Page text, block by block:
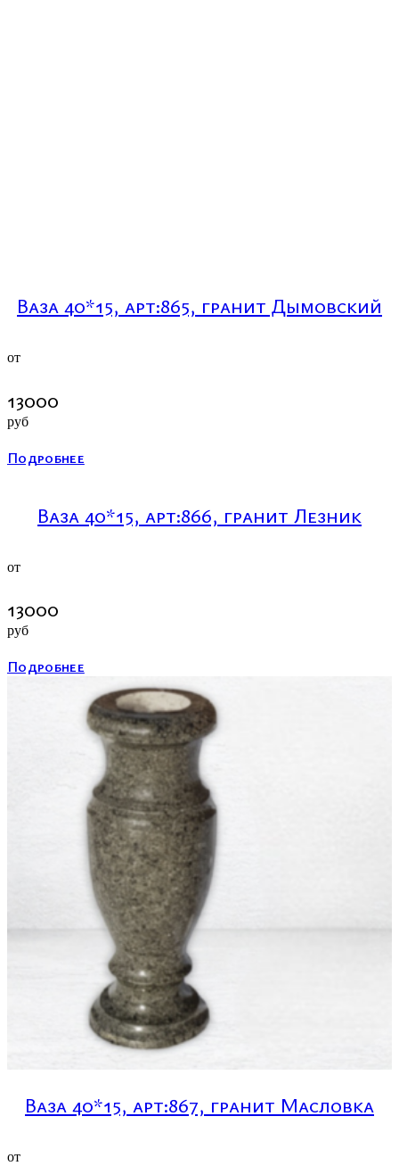
Ваза 40*15, арт:865, гранит Дымовский
от
13000
руб
Подробнее
Ваза 40*15, арт:866, гранит Лезник
от
13000
руб
Подробнее
Ваза 40*15, арт:867, гранит Масловка
от